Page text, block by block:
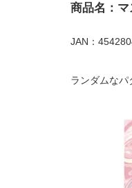
商品名：
JAN：
ランダムなパ